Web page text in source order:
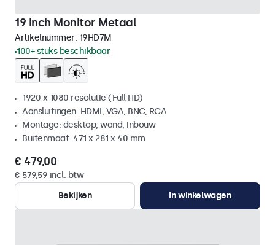
19 Inch Monitor Metaal
Artikelnummer: 19HD7M
100+ stuks beschikbaar
1920 x 1080 resolutie (Full HD)
Aansluitingen: HDMI, VGA, BNC, RCA
Montage: desktop, wand, inbouw
Buitenmaat: 471 x 281 x 40 mm
€ 479,00
€ 579,59 incl. btw
Bekijken
In winkelwagen